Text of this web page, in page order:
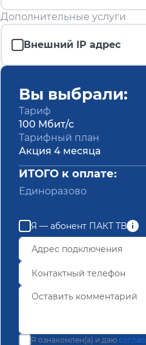
Дополнительные услуги
Внешний IP адрес
Вы выбрали:
Тариф
100 Мбит/с
Тарифный план
Акция 4 месяца
ИТОГО к оплате:
Единоразово
Я — абонент ПАКТ ТВ
Я ознакомлен(а) и даю